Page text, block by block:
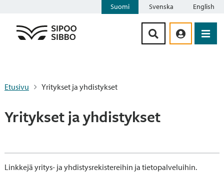
Suomi Svenska English
Etusivu Yritykset ja yhdistykset
Yritykset ja yhdistykset
Linkkejä yritys- ja yhdistysrekistereihin ja tietopalveluihin.